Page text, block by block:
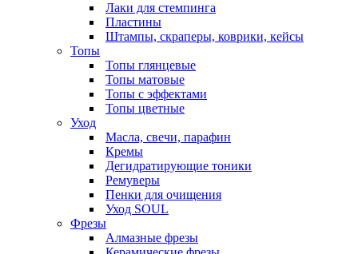
Лаки для стемпинга
Пластины
Штампы, скраперы, коврики, кейсы
Топы
Топы глянцевые
Топы матовые
Топы с эффектами
Топы цветные
Уход
Масла, свечи, парафин
Кремы
Дегидратирующие тоники
Ремуверы
Пенки для очищения
Уход SOUL
Фрезы
Алмазные фрезы